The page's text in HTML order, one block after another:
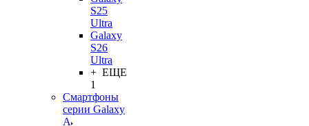
S25
Ultra
Galaxy
S26
Ultra
+ ЕЩЕ
1
Смартфоны
серии Galaxy
A